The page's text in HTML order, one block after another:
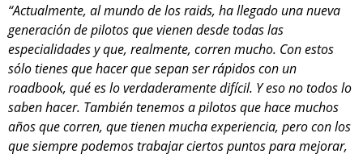
“Actualmente, al mundo de los raids, ha llegado una nueva
generación de pilotos que vienen desde todas las
especialidades y que, realmente, corren mucho. Con estos
sólo tienes que hacer que sepan ser rápidos con un
roadbook, qué es lo verdaderamente difícil. Y eso no todos lo
saben hacer. También tenemos a pilotos que hace muchos
años que corren, que tienen mucha experiencia, pero con los
que siempre podemos trabajar ciertos puntos para mejorar,